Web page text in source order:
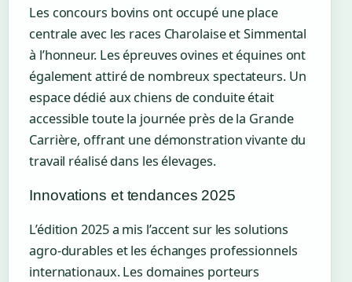
Les concours bovins ont occupé une place
centrale avec les races Charolaise et Simmental
à l’honneur. Les épreuves ovines et équines ont
également attiré de nombreux spectateurs. Un
espace dédié aux chiens de conduite était
accessible toute la journée près de la Grande
Carrière, offrant une démonstration vivante du
travail réalisé dans les élevages.
Innovations et tendances 2025
L’édition 2025 a mis l’accent sur les solutions
agro-durables et les échanges professionnels
internationaux. Les domaines porteurs